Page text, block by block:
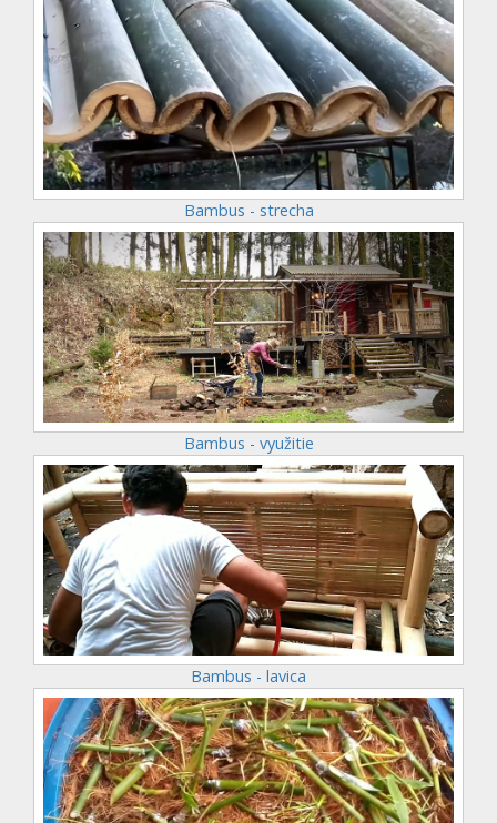
Bambus - strecha
Bambus - využitie
Bambus - lavica